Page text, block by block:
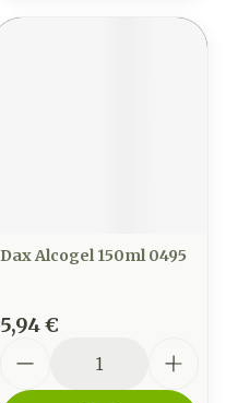
Dax Alcogel 150ml 0495
5,94 €